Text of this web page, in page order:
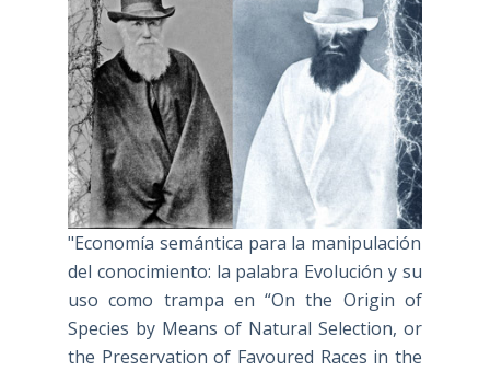
"Economía semántica para la manipulación
del conocimiento: la palabra Evolución y su
uso como trampa en “On the Origin of
Species by Means of Natural Selection, or
the Preservation of Favoured Races in the